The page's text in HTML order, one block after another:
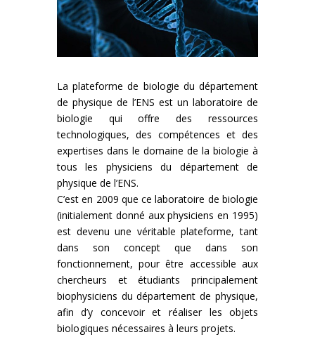
La plateforme de biologie du département
de physique de l’ENS est un laboratoire de
biologie qui offre des ressources
technologiques, des compétences et des
expertises dans le domaine de la biologie à
tous les physiciens du département de
physique de l’ENS.
C’est en 2009 que ce laboratoire de biologie
(initialement donné aux physiciens en 1995)
est devenu une véritable plateforme, tant
dans son concept que dans son
fonctionnement, pour être accessible aux
chercheurs et étudiants principalement
biophysiciens du département de physique,
afin d’y concevoir et réaliser les objets
biologiques nécessaires à leurs projets.